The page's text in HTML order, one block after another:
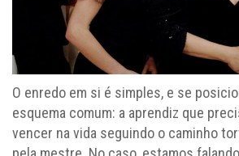
O enredo em si é simples, e se
esquema comum: a aprendiz que
vencer na vida seguindo o caminho